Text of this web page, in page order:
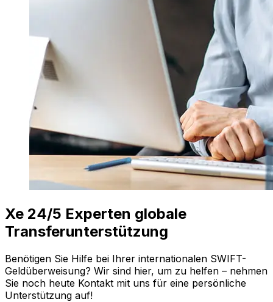
Xe 24/5 Experten globale
Transferunterstützung
Benötigen Sie Hilfe bei Ihrer internationalen SWIFT-
Geldüberweisung? Wir sind hier, um zu helfen – nehmen
Sie noch heute Kontakt mit uns für eine persönliche
Unterstützung auf!